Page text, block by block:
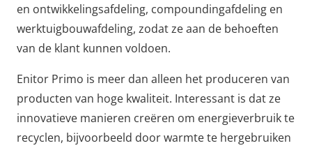
en ontwikkelingsafdeling, compoundingafdeling en
werktuigbouwafdeling, zodat ze aan de behoeften
van de klant kunnen voldoen.
Enitor Primo is meer dan alleen het produceren van
producten van hoge kwaliteit. Interessant is dat ze
innovatieve manieren creëren om energieverbruik te
recyclen, bijvoorbeeld door warmte te hergebruiken